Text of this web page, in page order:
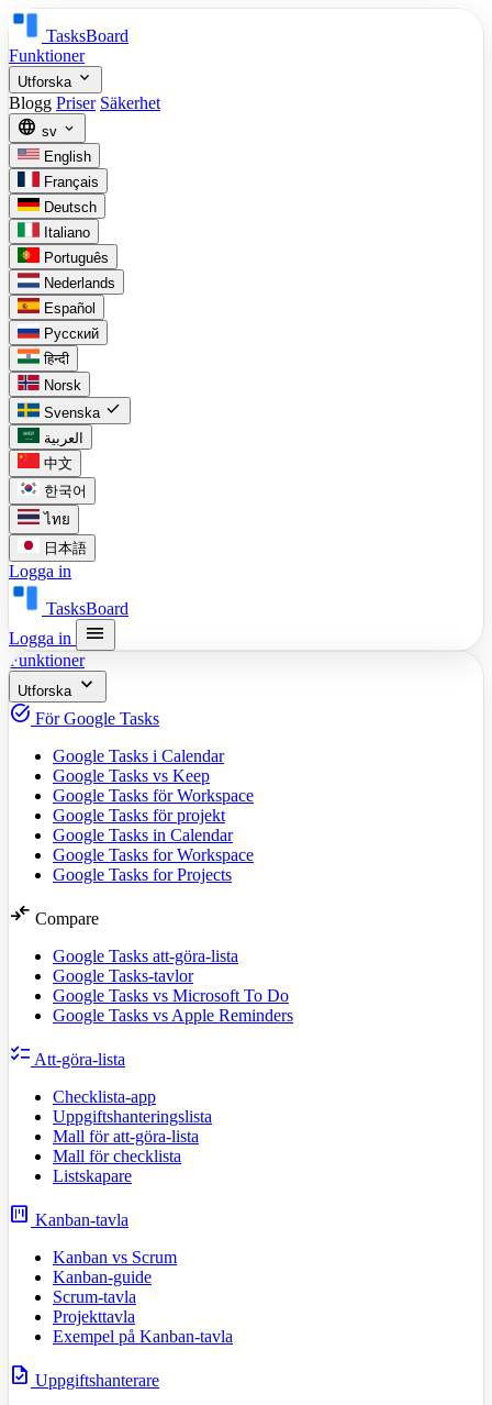
TasksBoard
Funktioner
Utforska expand_more
Blogg Priser Säkerhet
language sv expand_more
English
Français
Deutsch
Italiano
Português
Nederlands
Español
Русский
हिन्दी
Norsk
Svenska check
العربية
中文
한국어
ไทย
日本語
Logga in
TasksBoard
Logga in
menu
Funktioner
Utforska expand_more
task_alt För Google Tasks
Google Tasks i Calendar
Google Tasks vs Keep
Google Tasks för Workspace
Google Tasks för projekt
Google Tasks in Calendar
Google Tasks for Workspace
Google Tasks for Projects
compare_arrows Compare
Google Tasks att-göra-lista
Google Tasks-tavlor
Google Tasks vs Microsoft To Do
Google Tasks vs Apple Reminders
checklist Att-göra-lista
Checklista-app
Uppgiftshanteringslista
Mall för att-göra-lista
Mall för checklista
Listskapare
view_kanban Kanban-tavla
Kanban vs Scrum
Kanban-guide
Scrum-tavla
Projekttavla
Exempel på Kanban-tavla
task Uppgiftshanterare